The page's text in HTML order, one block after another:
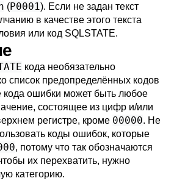
(P0001). Если не задан текст
в качестве этого текста
или код SQLSTATE.
кода необязательно
список предопределённых кодов
кода ошибки может быть любое
состоящее из цифр и/или
регистре, кроме 00000. Не
коды ошибок, которые
, потому что так обозначаются
их перехватить, нужно
категорию.